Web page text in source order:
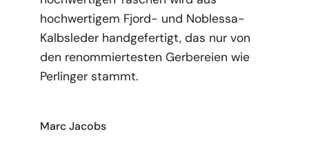
hochwertigem Fjord- und Noblessa-
Kalbsleder handgefertigt, das nur von
den renommiertesten Gerbereien wie
Perlinger stammt.
Marc Jacobs